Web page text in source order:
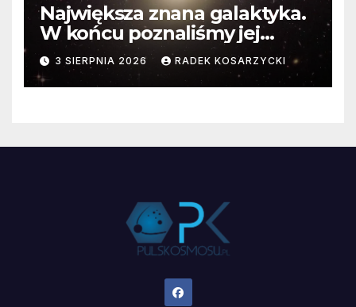
Największa znana galaktyka.
W końcu poznaliśmy jej
faktyczne wymiary
3 SIERPNIA 2026 RADEK KOSARZYCKI